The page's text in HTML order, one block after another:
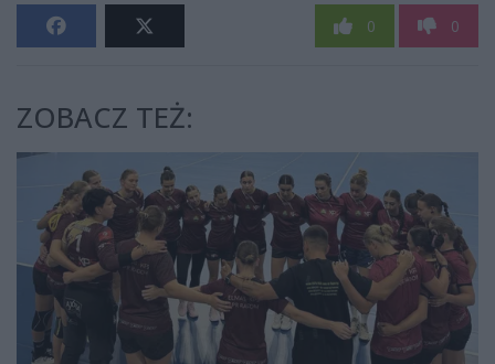
0 0
ZOBACZ TEŻ: